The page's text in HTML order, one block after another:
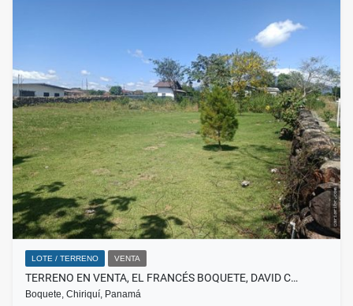
LOTE / TERRENO VENTA
TERRENO EN VENTA, EL FRANCÉS BOQUETE, DAVID C…
Boquete, Chiriquí, Panamá